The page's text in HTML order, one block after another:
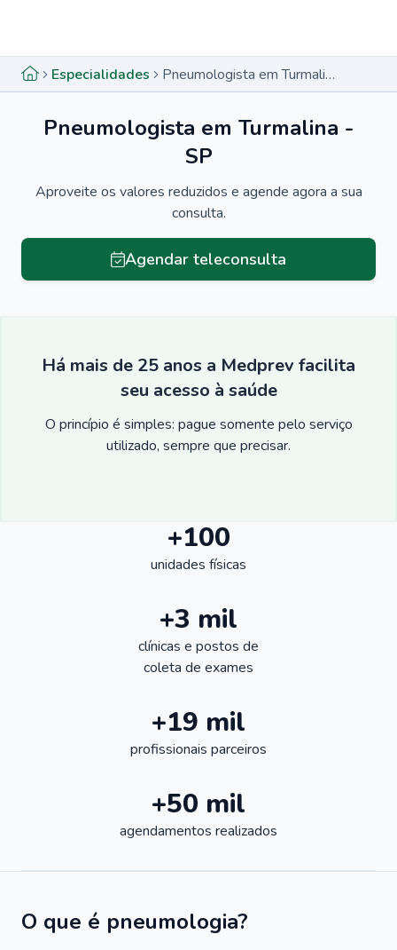
Especialidades Pneumologista em Turmalina - SP
Pneumologista em Turmalina -
SP
Aproveite os valores reduzidos e agende agora a sua
consulta.
Agendar teleconsulta
Há mais de 25 anos a Medprev facilita
seu acesso à saúde
O princípio é simples: pague somente pelo serviço
utilizado, sempre que precisar.
+100
unidades físicas
+3 mil
clínicas e postos de
coleta de exames
+19 mil
profissionais parceiros
+50 mil
agendamentos realizados
O que é pneumologia?